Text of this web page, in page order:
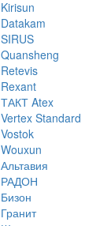
Kirisun
Datakam
SIRUS
Quansheng
Retevis
Rexant
ТАКТ Atex
Vertex Standard
Vostok
Wouxun
Альтавия
РАДОН
Бизон
Гранит